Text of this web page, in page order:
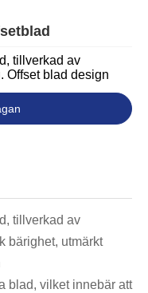
tillverkad av
Offset blad design
tillverkad av
bärighet, utmärkt
blad, vilket innebär att